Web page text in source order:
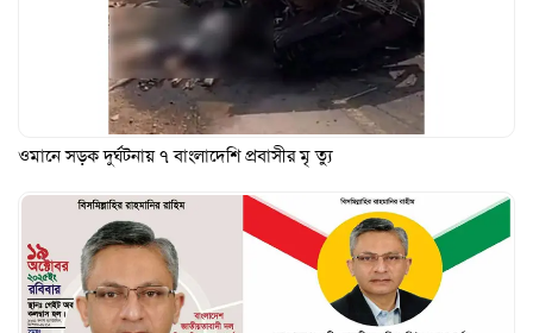
ওমানে সড়ক দুর্ঘটনায় ৭ বাংলাদেশি প্রবাসীর মৃ ত্যু